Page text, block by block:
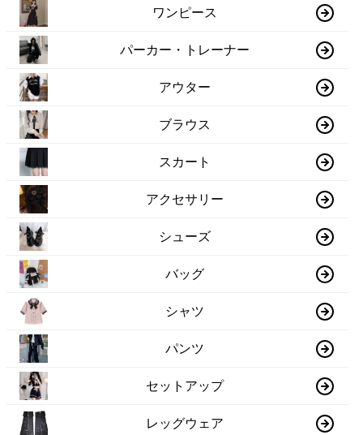
ワンピース
パーカー・トレーナー
アウター
ブラウス
スカート
アクセサリー
シューズ
バッグ
シャツ
パンツ
セットアップ
レッグウェア